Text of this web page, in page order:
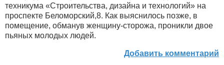
техникума «Строительства, дизайна и технологий» на
проспекте Беломорский,8. Как выяснилось позже, в
помещение, обманув женщину-сторожа, проникли двое
пьяных молодых людей.
Добавить комментарий